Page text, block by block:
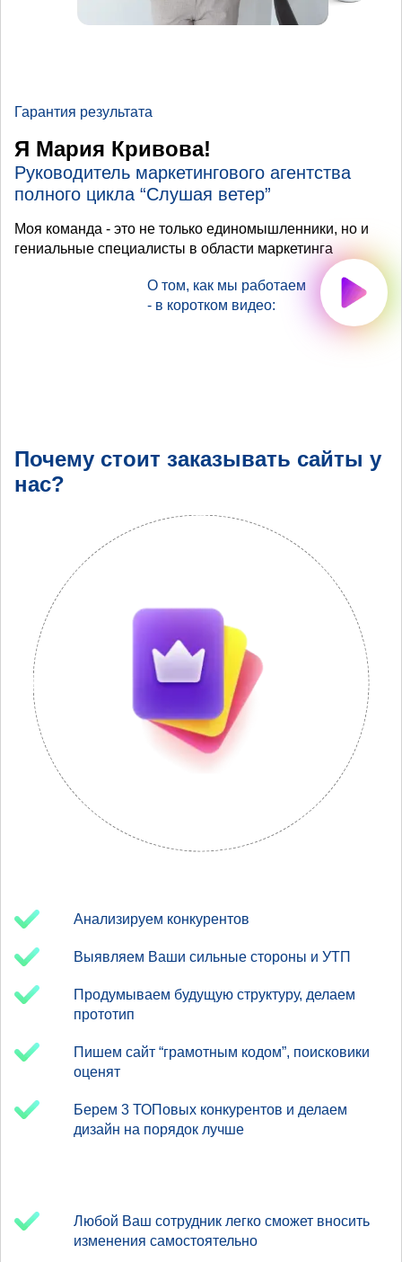
Гарантия результата
Я Мария Кривова!
Руководитель маркетингового агентства
полного цикла “Слушая ветер”
Моя команда - это не только единомышленники, но и
гениальные специалисты в области маркетинга
О том, как мы работаем
- в коротком видео:
Почему стоит заказывать сайты у
нас?
Анализируем конкурентов
Выявляем Ваши сильные стороны и УТП
Продумываем будущую структуру, делаем
прототип
Пишем сайт “грамотным кодом”, поисковики
оценят
Берем 3 ТОПовых конкурентов и делаем
дизайн на порядок лучше
Любой Ваш сотрудник легко сможет вносить
изменения самостоятельно